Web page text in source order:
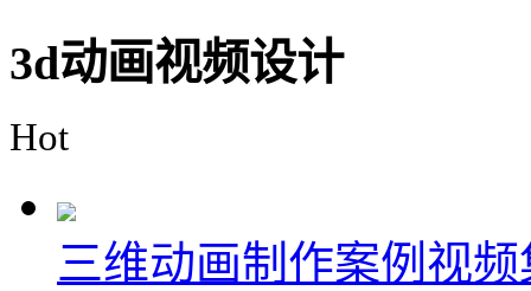
3d动画视频设计
Hot
三维动画制作案例视频